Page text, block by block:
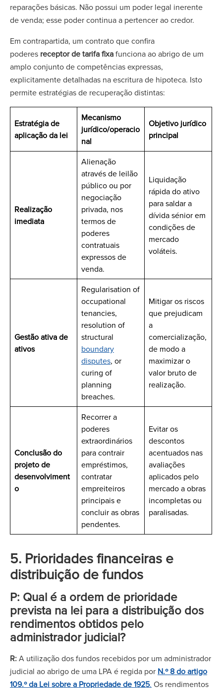
reparações básicas. Não possui um poder legal inerente
de venda; esse poder continua a pertencer ao credor.
Em contrapartida, um contrato que confira
poderes receptor de tarifa fixafunciona ao abrigo de um
amplo conjunto de competências expressas,
explicitamente detalhadas na escritura de hipoteca. Isto
permite estratégias de recuperação distintas:
Estratégia de
aplicação da lei
Mecanismo
jurídico/operacio
nal
Objetivo jurídico
principal
Realização
imediata
Alienação
através de leilão
público ou por
negociação
privada, nos
termos de
poderes
contratuais
expressos de
venda.
Liquidação
rápida do ativo
para saldar a
dívida sénior em
condições de
mercado
voláteis.
Gestão ativa de
ativos
Regularisation of
occupational
tenancies,
resolution of
structural
boundary
disputes, or
curing of
planning
breaches.
Mitigar os riscos
que prejudicam
a
comercialização,
de modo a
maximizar o
valor bruto de
realização.
Conclusão do
projeto de
desenvolviment
o
Recorrer a
poderes
extraordinários
para contrair
empréstimos,
contratar
empreiteiros
principais e
concluir as obras
pendentes.
Evitar os
descontos
acentuados nas
avaliações
aplicados pelo
mercado a obras
incompletas ou
paralisadas.
5. Prioridades financeiras e
distribuição de fundos
P: Qual é a ordem de prioridade
prevista na lei para a distribuição dos
rendimentos obtidos pelo
administrador judicial?
R:A utilização dos fundos recebidos por um administrador
judicial ao abrigo de uma LPA é regida por N.º 8 do artigo
109.º da Lei sobre a Propriedade de 1925. Os rendimentos